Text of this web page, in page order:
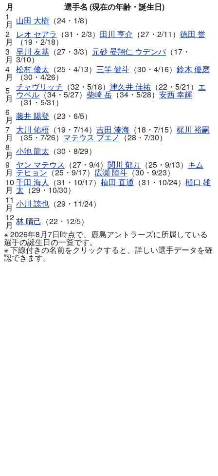
月
選手名 (現在の年齢・誕生日)
1
月 山田 大樹 （24・1/8）
2
月
レオ セアラ （31・2/3） 田川 亨介 （27・2/11） 徳田 誉
（19・2/18）
3
月
早川 友基 （27・3/3） 元砂 晏翔仁 ウデンバ（17・
3/10）
4
月
松村 優太 （25・4/13） 三竿 健斗 （30・4/16） 鈴木 優磨
（30・4/26）
5
月
チャヴリッチ （32・5/18） 津久井 佳祐 （22・5/21） エ
ウベル（34・5/27） 柴崎 岳（34・5/28）安西 幸輝
（31・5/31）
6
月 藤井 陽登 （23・6/5）
7
月
大川 佑梧 （19・7/14） 吉田 湊海 （18・7/15） 梶川 裕嗣
（35・7/26） マテウス ブエノ（28・7/30）
8
月 小池 龍太 （30・8/29）
9
月
ヤン マテウス （27・9/4） 関川 郁万 （25・9/13） キム
テヒョン（25・9/17） 広瀬 陸斗（30・9/23）
10
月
千田 海人 （31・10/17） 植田 直通 （31・10/24） 樋口 雄
太（29・10/30）
11
月 小川 諒也 （29・11/24）
12
月 林 晴己 （22・12/5）
※ 2026年8月7日時点で、鹿島アントラーズに所属している
選手の誕生日の一覧です。
※ 下線付きの名前をクリックすると、詳しい選手データを確
認できます。